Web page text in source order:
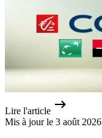
Lire l'article
Mis à jour le 3 août 2026